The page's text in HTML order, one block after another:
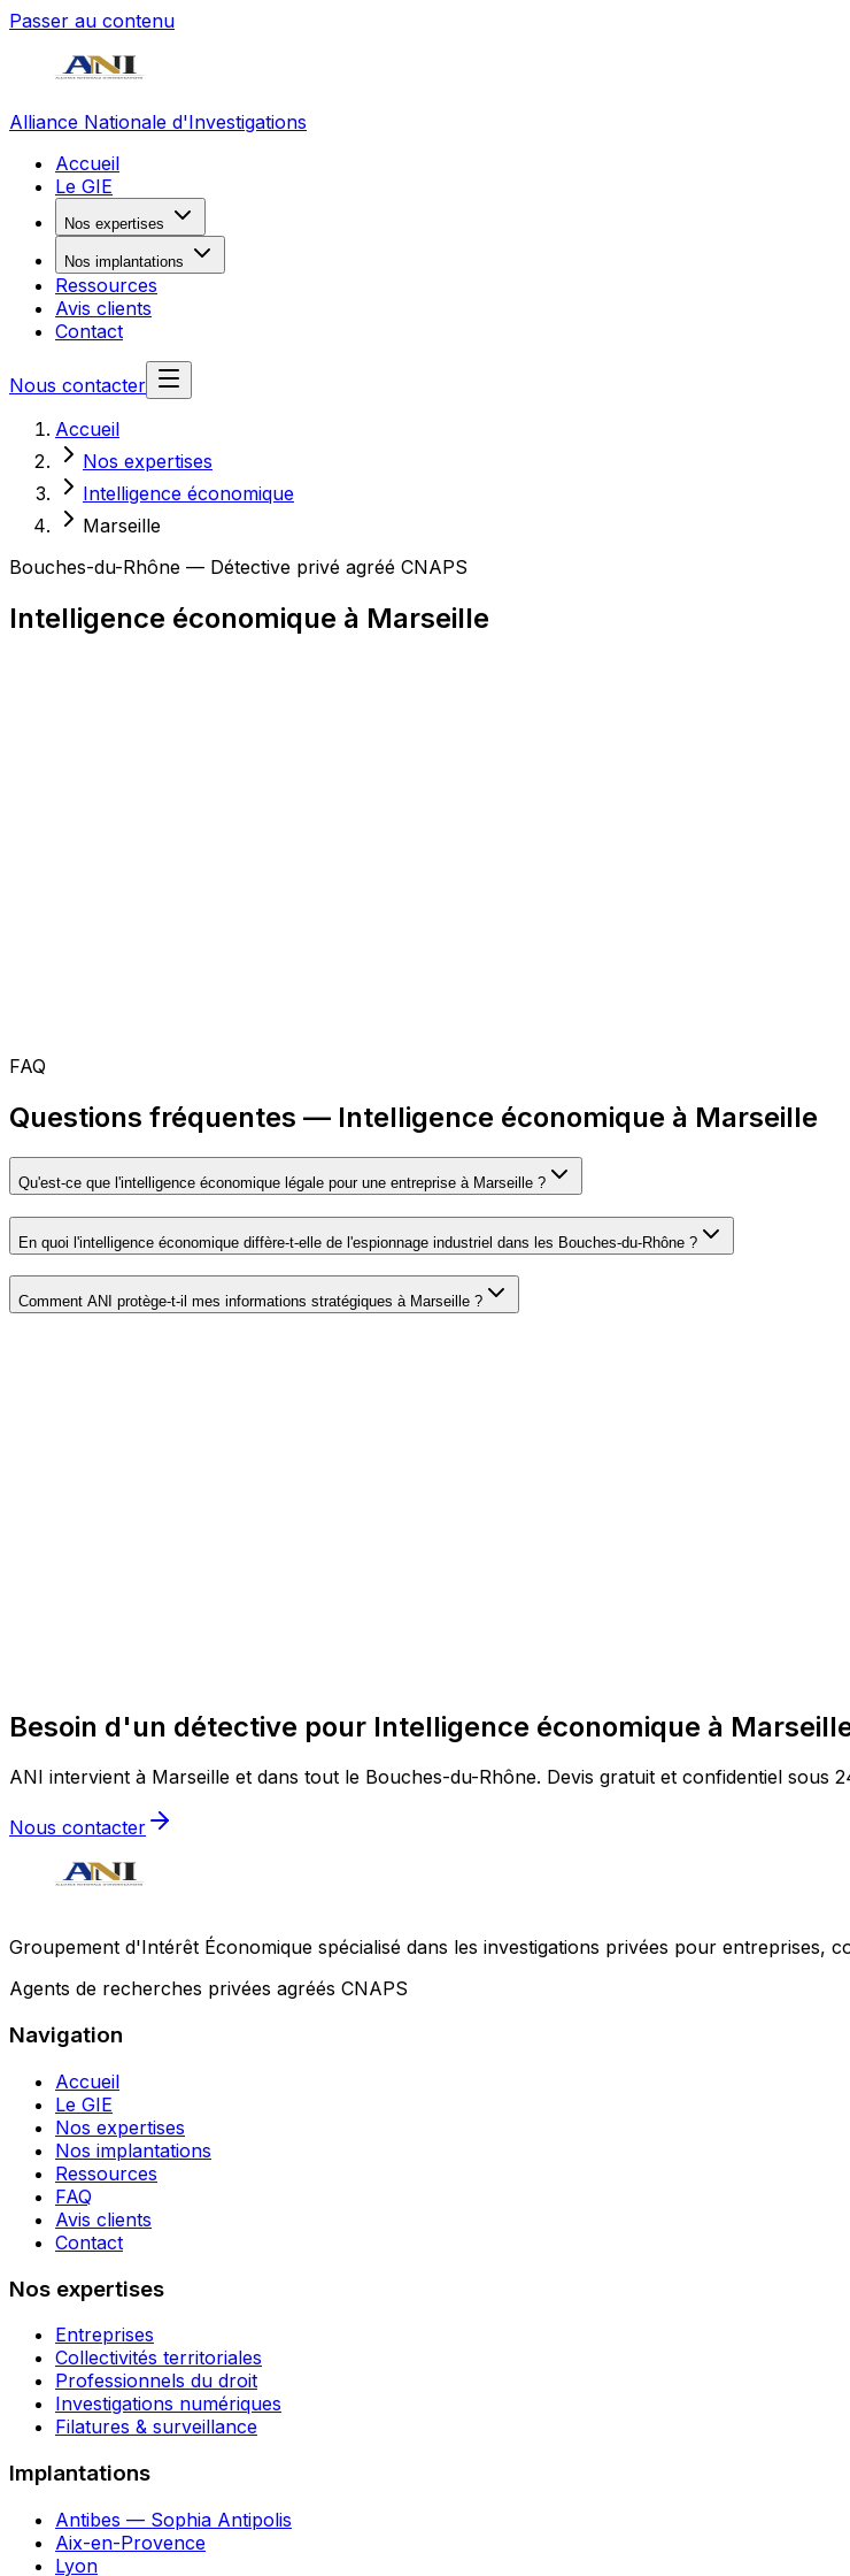
Passer au contenu
Alliance Nationale d'Investigations
Accueil
Le GIE
Nos expertises
Nos implantations
Ressources
Avis clients
Contact
Nous contacter
Accueil
Nos expertises
Intelligence économique
Marseille
Bouches-du-Rhône — Détective privé agréé CNAPS
Intelligence économique à Marseille
FAQ
Questions fréquentes — Intelligence économique à Marseille
Qu'est-ce que l'intelligence économique légale pour une entreprise à Marseille ?
En quoi l'intelligence économique diffère-t-elle de l'espionnage industriel dans les Bouches-du-Rhône ?
Comment ANI protège-t-il mes informations stratégiques à Marseille ?
Besoin d'un détective pour Intelligence économique à
ANI intervient à Marseille et dans tout le Bouches-du-Rhône. Devis gratuit et confidentiel sous
Nous contacter
Groupement d'Intérêt Économique spécialisé dans les investigations privées pour entreprises,
Agents de recherches privées agréés CNAPS
Navigation
Accueil
Le GIE
Nos expertises
Nos implantations
Ressources
FAQ
Avis clients
Contact
Nos expertises
Entreprises
Collectivités territoriales
Professionnels du droit
Investigations numériques
Filatures & surveillance
Implantations
Antibes — Sophia Antipolis
Aix-en-Provence
Lyon